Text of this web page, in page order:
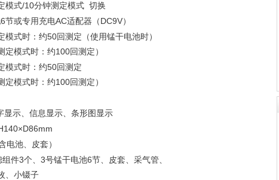
模式/10分钟测定模式 切换
节或专用充电AC适配器（DC9V）
模式时：约50回测定（使用锰干电池时）
定模式时：约100回测定）
模式时：约50回测定
定模式时：约100回测定）
显示、信息显示、条形图显示
电池、皮套）
组件3个、3号锰干电池6节、皮套、采气管、
、小镊子